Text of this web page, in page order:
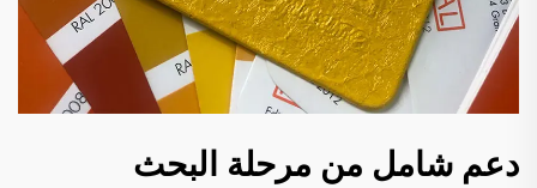
دعم شامل من مرحلة البحث